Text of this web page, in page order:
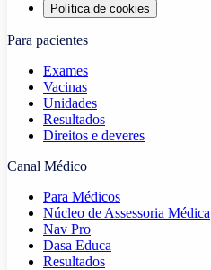
Política de cookies
Para pacientes
Exames
Vacinas
Unidades
Resultados
Direitos e deveres
Canal Médico
Para Médicos
Núcleo de Assessoria Médica
Nav Pro
Dasa Educa
Resultados